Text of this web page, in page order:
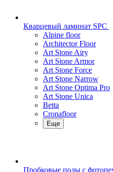
Кварцевый ламинат SPC
Alpine floor
Architector Floor
Art Stone Airy
Art Stone Armor
Art Stone Force
Art Stone Narrow
Art Stone Optima Pro
Art Stone Unica
Betta
Cronafloor
Еще
Пробковые полы с